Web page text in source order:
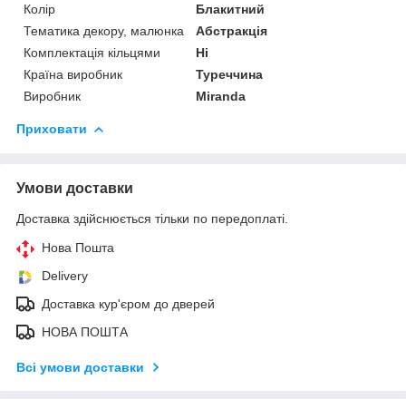
Колір
Блакитний
Тематика декору, малюнка
Абстракція
Комплектація кільцями
Ні
Країна виробник
Туреччина
Виробник
Miranda
Приховати
Умови доставки
Доставка здійснюється тільки по передоплаті.
Нова Пошта
Delivery
Доставка кур'єром до дверей
НОВА ПОШТА
Всі умови доставки